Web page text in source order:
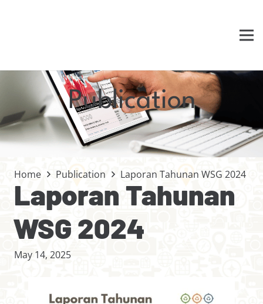
Publication
Home Publication Laporan Tahunan WSG 2024
Laporan Tahunan
WSG 2024
May 14, 2025